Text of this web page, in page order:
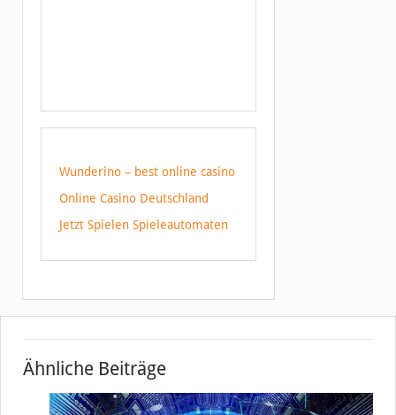
Wunderino – best online casino
Online Casino Deutschland
Jetzt Spielen Spieleautomaten
Ähnliche Beiträge